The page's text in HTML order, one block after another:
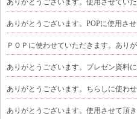
ありがとうございます。使用させていた
ありがとうございます。POPに使用させ
ＰＯＰに使わせていただきます。あり
ありがとうございます。プレゼン資料
ありがとうございます。ちらしに使わ
ありがとうございます。使用させて頂